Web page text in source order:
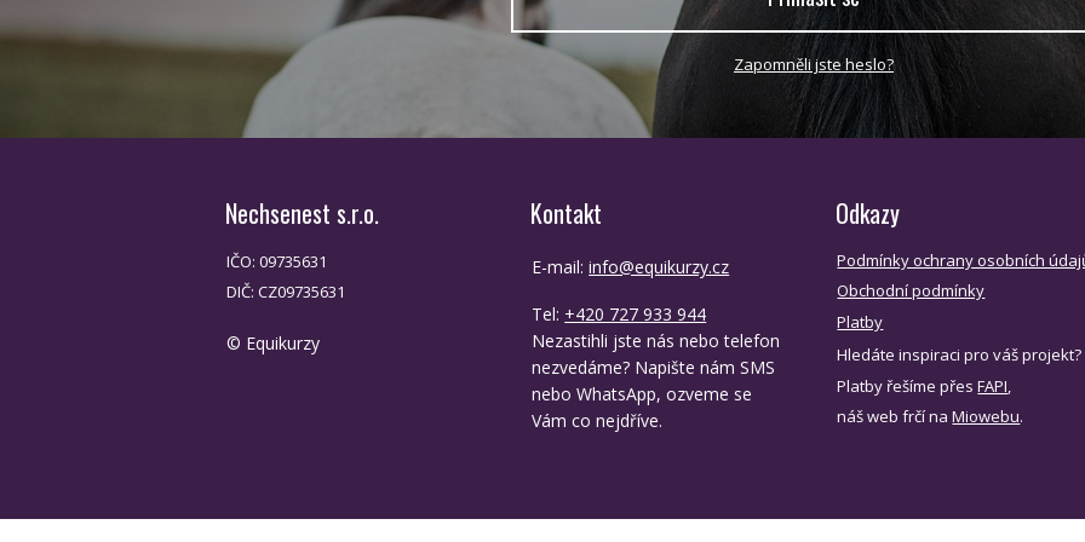
Zapomněli jste heslo?
Nechsenest s.r.o.
IČO: 09735631
DIČ: CZ09735631
© Equikurzy
Kontakt
E-mail:info@equikurzy.cz
Tel: +420 727 933 944
Nezastihli jste nás nebo telefon
nezvedáme? Napište nám SMS
nebo WhatsApp, ozveme se
Vám co nejdříve.
Odkazy
Podmínky ochrany osobních
Obchodní podmínky
Platby
Hledáte inspiraci pro váš projekt?
Platby řešíme přesFAPI,
náš web frčí naMiowebu.